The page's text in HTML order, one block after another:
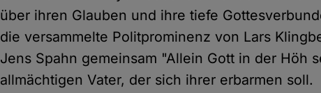
über ihren Glauben und ihre tiefe
die versammelte Politprominenz von Lars
Jens Spahn gemeinsam "Allein Gott in der Höh
allmächtigen Vater, der sich ihrer erbarmen soll.